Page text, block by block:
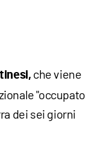
che viene
"occupato
dei sei giorni